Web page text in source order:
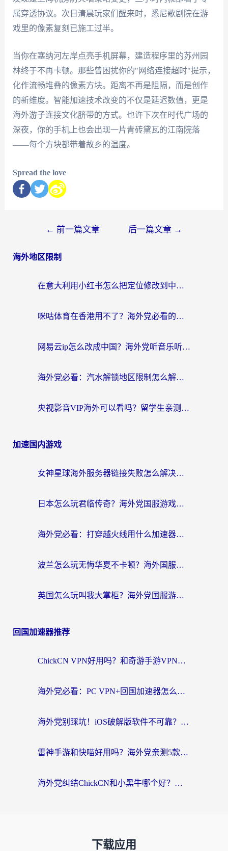
属穿透协议。次日清晨玩家们醒来时，悉尼歌剧院在游
戏里的像素复刻已施工过半。
当你在塞纳河左岸点亮手机屏幕，建造程序里的苏州园
林终于不再卡顿。那些曾困扰你的"网络连接超时"提示，
化作流畅堆叠的像素方块。距离不再是阻隔，而是创作
的新维度。智能加速技术改变的不仅是延迟数值，更是
海外游子连接文化脐带的方式。也许下次在时代广场的
深夜，你的手机上也会出现一片青砖黛瓦的江南院落
——每个方块都带着故乡的温度。
Spread the love
← 前一篇文章 后一篇文章 →
海外地区限制
在意大利用小红书怎么把定位修改到中国国内？3个实用技巧+1个靠谱工具帮你搞定
咪咕体育在香港用不了？海外党必看的回国加速器选择指南（附3个真实场景解决方案）
网易云ip怎么改成中国？海外党听音乐听书的无痛解决方案
海外党必看：汽水解锁地区限制怎么解除？3招解决国内影音&生活服务难题
央视影音VIP海外可以看吗？留学生亲测有效的回国加速器选择指南
加速国内游戏
女神星球海外服务器链接失败怎么解决？海外党国服游戏加速避坑指南
日本怎么玩君临传奇？海外党国服游戏加速避坑指南（附菲律宾欧洲玩家实测）
海外党必看：打穿越火线用什么加速器？解决延迟卡顿，还能玩奇妙拼图世界和第五人格
波兰怎么玩无悔华夏不卡顿？海外国服游戏加速器终极指南（附征途2萤火突击解决方案）
英国怎么玩叫我大掌柜？海外党国服游戏加速避坑指南（附实测推荐）
回国加速器推荐
ChickCN VPN好用吗？和奇游手游VPN对比哪个回国效果更好？海外党亲测实用指南
海外党必看：PC VPN+回国加速器怎么选？无缝访问国内资源全攻略
海外党别踩坑！iOS破解版软件不可靠？教你选对回国加速器无缝看国内资源
雷神手游和快喵好用吗？海外党亲测5款回国加速器，附斧牛Bling对比+微信视频号解决办法
海外党纠结ChickCN和小黑牛哪个好？一篇帮你选对回国加速器的实用指南
下载应用